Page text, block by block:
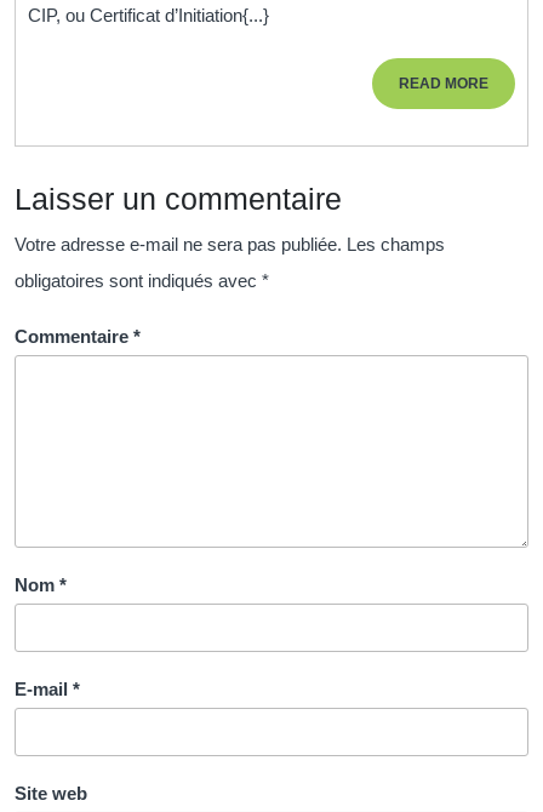
la
CIP, ou Certificat d’Initiation{...}
READ MOREREAD
MORE
Laisser un commentaire
Votre adresse e-mail ne sera pas publiée. Les champs
obligatoires sont indiqués avec *
Commentaire *
Nom *
E-mail *
Site web